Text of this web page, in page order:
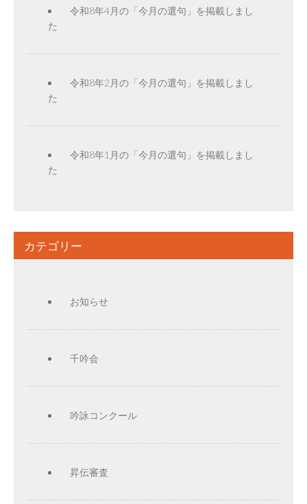
令和8年4月の「今月の選句」を掲載しまし
た
令和8年2月の「今月の選句」を掲載しまし
た
令和8年1月の「今月の選句」を掲載しまし
た
カテゴリー
お知らせ
千吟会
吟詠コンクール
昇伝審査